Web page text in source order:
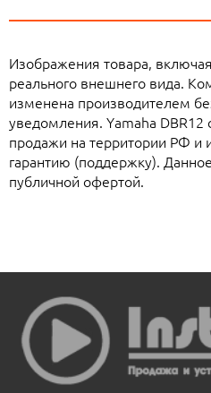
Изображения товара,
реального внешнего вида.
изменена производителем
уведомления. Yamaha DBR12
продажи на территории РФ и
гарантию (поддержку).
публичной офертой.